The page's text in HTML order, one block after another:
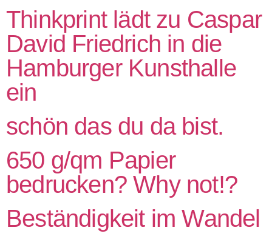
Thinkprint lädt zu Caspar
David Friedrich in die
Hamburger Kunsthalle
ein
schön das du da bist.
650 g/qm Papier
bedrucken? Why not!?
Beständigkeit im Wandel